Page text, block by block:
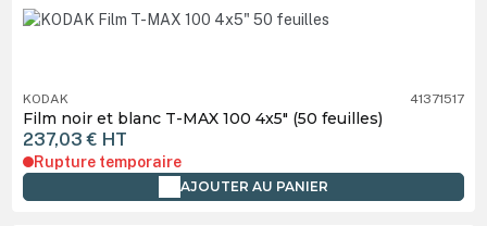
KODAK 41371517
Film noir et blanc T-MAX 100 4x5" (50 feuilles)
237,03 € HT
Rupture temporaire
AJOUTER AU PANIER